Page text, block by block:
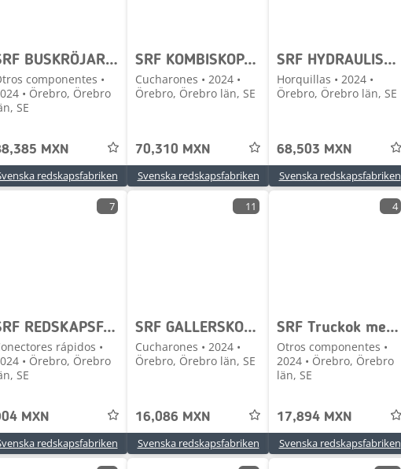
SRF BUSKRÖJARE SLANETRAC - BOKSLUTSAFFÄR?
componentes •
• Örebro, Örebro
SE
MXN
redskapsfabriken
SRF KOMBISKOPA S60 + STORA BM
Cucharones • 2024 •
Örebro, Örebro län, SE
70,310 MXN
Svenska redskapsfabriken
SRF HYDRAULISKA PROFFSGAFFLAR
Horquillas • 2024 •
Örebro, Örebro län, SE
68,503 MXN
Svenska redskapsfabriken
7
SRF REDSKAPSFÄSTEN - BÄST PRIS! - STORT UTBUD
rápidos •
• Örebro, Örebro
SE
MXN
redskapsfabriken
11
SRF GALLERSKOPOR I LAGER S30 - S70
Cucharones • 2024 •
Örebro, Örebro län, SE
16,086 MXN
Svenska redskapsfabriken
4
SRF Truckok med 50mm dragkula
Otros componentes •
2024 • Örebro, Örebro
län, SE
17,894 MXN
Svenska redskapsfabriken